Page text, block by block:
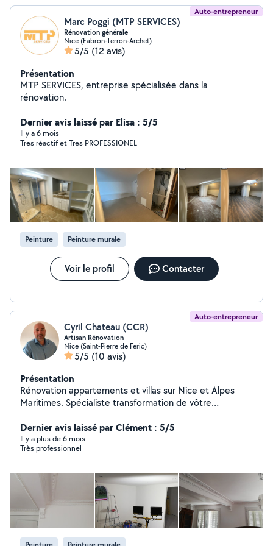
Auto-entrepreneur
Marc Poggi (MTP SERVICES)
Rénovation générale
Nice (Fabron-Terron-Archet)
5/5 (12 avis)
Présentation
MTP SERVICES, entreprise spécialisée dans la
rénovation.
Dernier avis laissé par Elisa : 5/5
Il y a 6 mois
Tres réactif et Tres PROFESSIONEL
Peinture Peinture murale
Voir le profil Contacter
Auto-entrepreneur
Cyril Chateau (CCR)
Artisan Rénovation
Nice (Saint-Pierre de Feric)
5/5 (10 avis)
Présentation
Rénovation appartements et villas sur Nice et Alpes
Maritimes. Spécialiste transformation de vôtre
Peintures en Bâtiment Plaquiste PLACO Murs, Isolation
thermique et phonique par l'intérieur. Faux Plafonds
Pose Parquet flottant Enduits décoratifs et béton ciré
Dernier avis laissé par Clément : 5/5
Il y a plus de 6 mois
Très professionnel